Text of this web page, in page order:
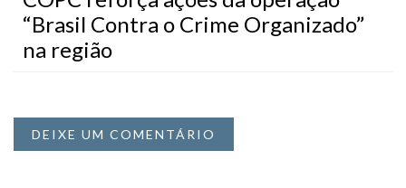
“Brasil Contra o Crime Organizado”
na região
DEIXE UM COMENTÁRIO